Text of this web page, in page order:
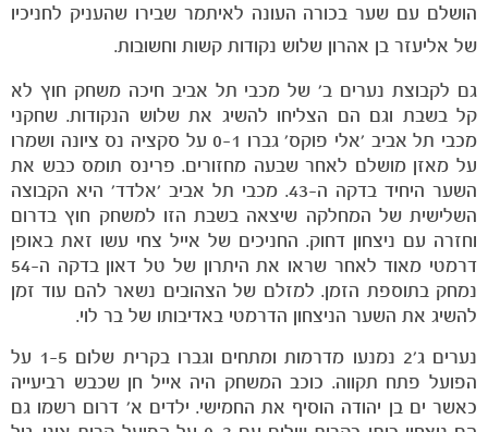
ותוצאות
הושלם עם שער בכורה העונה לאיתמר שבירו שהעניק לחניכיו
של אליעזר בן אהרון שלוש נקודות קשות וחשובות.
גם לקבוצת נערים ב' של מכבי תל אביב חיכה משחק חוץ לא
קל בשבת וגם הם הצליחו להשיג את שלוש הנקודות. שחקני
מכבי תל אביב 'אלי פוקס' גברו 0-1 על סקציה נס ציונה ושמרו
על מאזן מושלם לאחר שבעה מחזורים. פרינס תומס כבש את
השער היחיד בדקה ה-43. מכבי תל אביב 'אלדד' היא הקבוצה
השלישית של המחלקה שיצאה בשבת הזו למשחק חוץ בדרום
וחזרה עם ניצחון דחוק. החניכים של אייל צחי עשו זאת באופן
דרמטי מאוד לאחר שראו את היתרון של טל דאון בדקה ה-54
נמחק בתוספת הזמן. למזלם של הצהובים נשאר להם עוד זמן
להשיג את השער הניצחון הדרמטי באדיבותו של בר לוי.
נערים ג'2 נמנעו מדרמות ומתחים וגברו בקרית שלום 1-5 על
הפועל פתח תקווה. כוכב המשחק היה אייל חן שכבש רביעייה
כאשר ים בן יהודה הוסיף את החמישי. ילדים א' דרום רשמו גם